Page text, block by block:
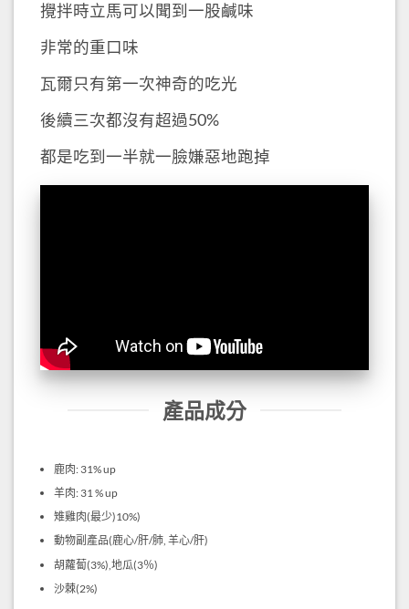
攪拌時立馬可以聞到一股鹹味
非常的重口味
瓦爾只有第一次神奇的吃光
後續三次都沒有超過50%
都是吃到一半就一臉嫌惡地跑掉
產品成分
鹿肉: 31% up
羊肉: 31 % up
雉雞肉(最少)10%)
動物副產品(鹿心/肝/肺,羊心/肝)
胡蘿蔔(3%),地瓜(3％)
沙棘(2%)